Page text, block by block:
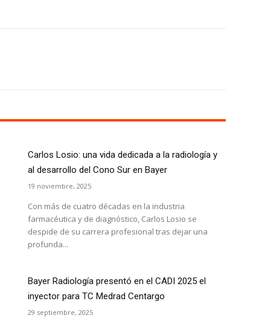
Carlos Losio: una vida dedicada a la radiología y
al desarrollo del Cono Sur en Bayer
19 noviembre, 2025
Con más de cuatro décadas en la industria
farmacéutica y de diagnóstico, Carlos Losio se
despide de su carrera profesional tras dejar una
profunda...
Bayer Radiología presentó en el CADI 2025 el
inyector para TC Medrad Centargo
29 septiembre, 2025